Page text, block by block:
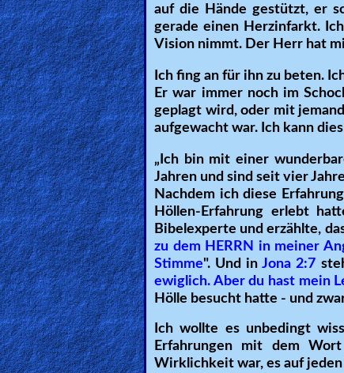
Other
Languages
Contact/Feedback/Donate
Follow
us
Social
Media
PDF
Books
Random
Video
auf die Hände gestützt, er
gerade einen Herzinfarkt.
Vision nimmt. Der Herr hat
Ich fing an für ihn zu beten.
Er war immer noch im
geplagt wird, oder mit
aufgewacht war. Ich kann
„Ich bin mit einer
Jahren und sind seit vier
Nachdem ich diese
Höllen-Erfahrung erlebt
Bibelexperte und erzählte,
zu dem HERRN in meiner
Stimme". Und inJona 2:7
ewiglich. Aber du hast mein
Hölle besucht hatte - und
Ich wollte es unbedingt
Erfahrungen mit dem
Wirklichkeit war, es auf jeden